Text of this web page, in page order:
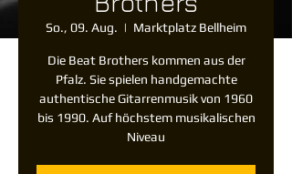
So., 09. Aug.
  |
Marktplatz Bellheim
Die Beat Brothers kommen aus der
Pfalz. Sie spielen handgemachte
authentische Gitarrenmusik von 1960
bis 1990. Auf höchstem musikalischen
Niveau